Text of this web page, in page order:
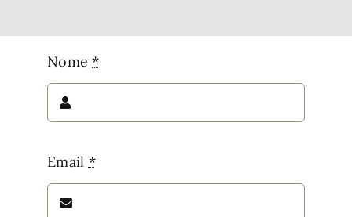
Nome*
Email *